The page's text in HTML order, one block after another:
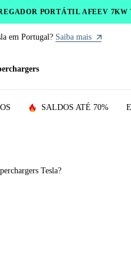
PORTÁTIL AFEEV
em Portugal? Saiba mais
SALDOS ATÉ 70%